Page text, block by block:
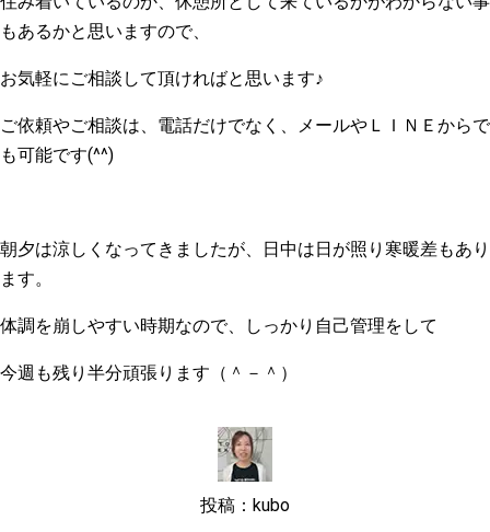
もあるかと思いますので、
お気軽にご相談して頂ければと思います♪
ご依頼やご相談は、電話だけでなく、メールやＬＩＮＥからで
も可能です(^^)
朝夕は涼しくなってきましたが、日中は日が照り寒暖差もあり
ます。
体調を崩しやすい時期なので、しっかり自己管理をして
今週も残り半分頑張ります（＾－＾）
投稿：kubo